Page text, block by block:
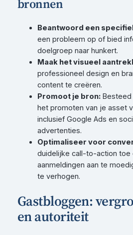
bronnen
Beantwoord een
een probleem op of bied
doelgroep naar hunkert.
Maak het visueel
professioneel design en
content te creëren.
Promoot je bron:Besteed
het promoten van je asset
inclusief Google Ads en
advertenties.
Optimaliseer voor
duidelijke call-to-action toe
aanmeldingen aan te
te verhogen.
Gastbloggen:
en autoriteit